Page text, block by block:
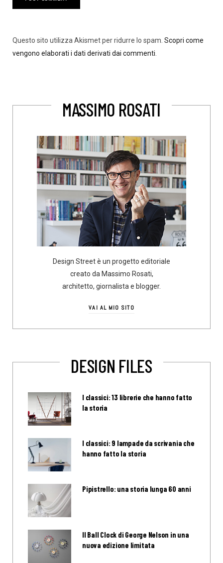
Questo sito utilizza Akismet per ridurre lo spam. Scopri come
vengono elaborati i dati derivati dai commenti.
MASSIMO ROSATI
Design Street è un progetto editoriale
creato da Massimo Rosati,
architetto, giornalista e blogger.
VAI AL MIO SITO
DESIGN FILES
I classici: 13 librerie che hanno fatto
la storia
I classici: 9 lampade da scrivania che
hanno fatto la storia
Pipistrello: una storia lunga 60 anni
Il Ball Clock di George Nelson in una
nuova edizione limitata